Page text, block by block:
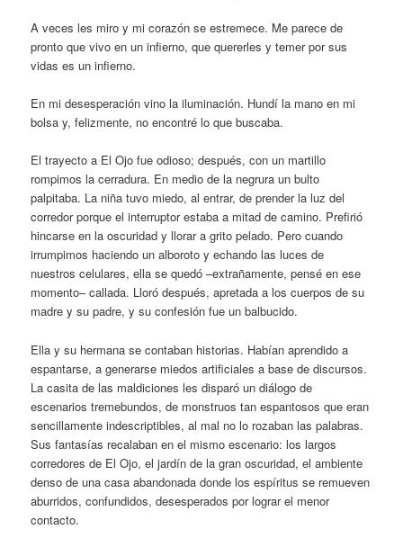
A veces les miro y mi corazón se estremece. Me parece de
pronto que vivo en un infierno, que quererles y temer por sus
vidas es un infierno.
En mi desesperación vino la iluminación. Hundí la mano en mi
bolsa y, felizmente, no encontré lo que buscaba.
El trayecto a El Ojo fue odioso; después, con un martillo
rompimos la cerradura. En medio de la negrura un bulto
palpitaba. La niña tuvo miedo, al entrar, de prender la luz del
corredor porque el interruptor estaba a mitad de camino. Prefirió
hincarse en la oscuridad y llorar a grito pelado. Pero cuando
irrumpimos haciendo un alboroto y echando las luces de
nuestros celulares, ella se quedó –extrañamente, pensé en ese
momento– callada. Lloró después, apretada a los cuerpos de su
madre y su padre, y su confesión fue un balbucido.
Ella y su hermana se contaban historias. Habían aprendido a
espantarse, a generarse miedos artificiales a base de discursos.
La casita de las maldiciones les disparó un diálogo de
escenarios tremebundos, de monstruos tan espantosos que eran
sencillamente indescriptibles, al mal no lo rozaban las palabras.
Sus fantasías recalaban en el mismo escenario: los largos
corredores de El Ojo, el jardín de la gran oscuridad, el ambiente
denso de una casa abandonada donde los espíritus se remueven
aburridos, confundidos, desesperados por lograr el menor
contacto.